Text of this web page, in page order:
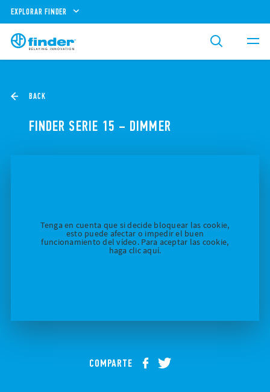
EXPLORAR FINDER
BACK
FINDER SERIE 15 – DIMMER
Tenga en cuenta que si decide bloquear las cookie,
esto puede afectar o impedir el buen
funcionamiento del vídeo. Para aceptar las cookie,
haga clic aquí.
COMPARTE